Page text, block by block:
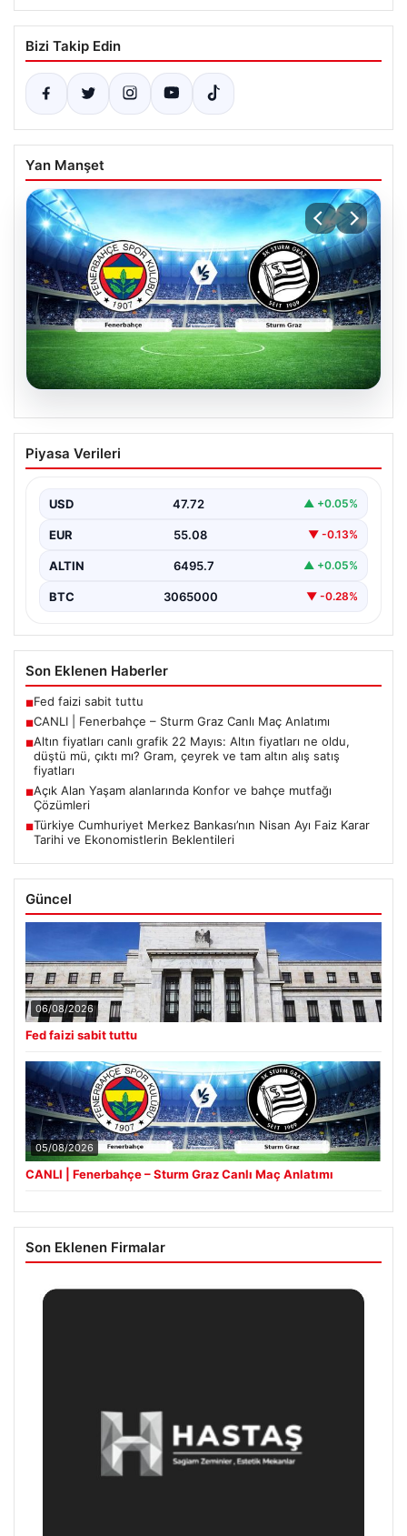
Bizi Takip Edin
Yan Manşet
CANLI | Fenerbahçe – Sturm Graz Canlı
Maç Anlatımı
Piyasa Verileri
USD 47.72 ▲ +0.05%
EUR 55.08 ▼ -0.13%
ALTIN 6495.7 ▲ +0.05%
BTC 3065000 ▼ -0.28%
Son Eklenen Haberler
■Fed faizi sabit tuttu
■CANLI | Fenerbahçe – Sturm Graz Canlı Maç Anlatımı
■Altın fiyatları canlı grafik 22 Mayıs: Altın fiyatları ne oldu,
düştü mü, çıktı mı? Gram, çeyrek ve tam altın alış satış
fiyatları
■Açık Alan Yaşam alanlarında Konfor ve bahçe mutfağı
Çözümleri
■Türkiye Cumhuriyet Merkez Bankası’nın Nisan Ayı Faiz Karar
Tarihi ve Ekonomistlerin Beklentileri
Güncel
06/08/2026
Fed faizi sabit tuttu
05/08/2026
CANLI | Fenerbahçe – Sturm Graz Canlı Maç Anlatımı
Son Eklenen Firmalar